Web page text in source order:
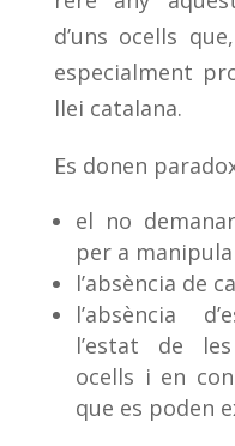
d’uns ocells
especialment
llei catalana.
Es donen
el no
per a
l’absència de
l’absència
l’estat de
ocells i en
que es poden